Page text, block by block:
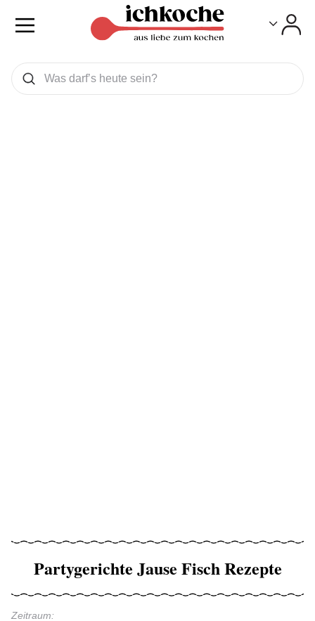
Was wollen Sie suchen
Suchen
Partygerichte Jause Fisch Rezepte
Zeitraum: